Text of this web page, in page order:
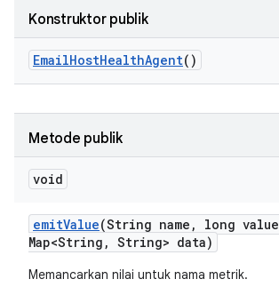
Konstruktor publik
EmailHostHealthAgent()
Metode publik
void
emitValue(String name , long value
Map<String , String> data)
Memancarkan nilai untuk nama metrik.